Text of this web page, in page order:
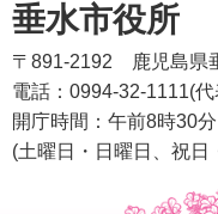
垂水市役所
〒891-2192
鹿児島県
電話：0994-32-1111(代
開庁時間：午前8時30
(土曜日・日曜日、祝